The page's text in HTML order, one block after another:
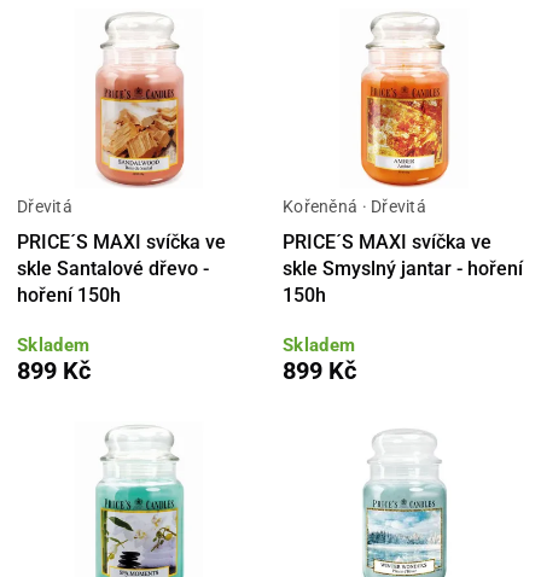
Dřevitá
PRICE´S MAXI svíčka ve
skle Santalové dřevo -
hoření 150h
Skladem
899 Kč
Kořeněná · Dřevitá
PRICE´S MAXI svíčka ve
skle Smyslný jantar - hoření
150h
Skladem
899 Kč